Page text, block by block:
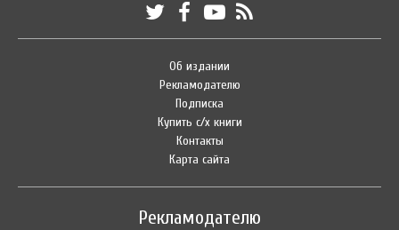
Об издании
Рекламодателю
Подписка
Купить с/х книги
Контакты
Карта сайта
Рекламодателю